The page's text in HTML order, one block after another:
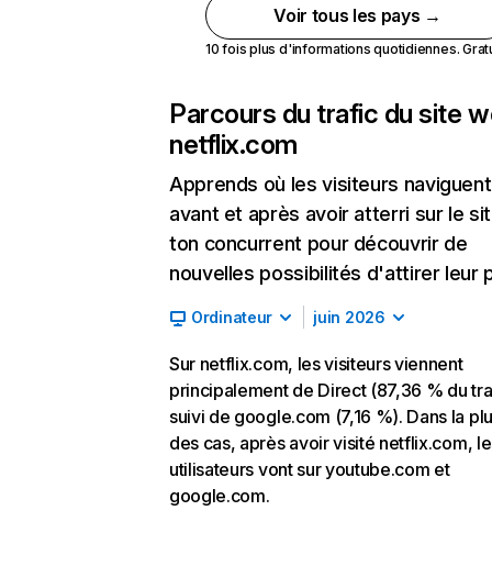
Voir tous les pays →
10 fois plus d'informations quotidiennes.
Parcours du trafic du site
netflix.com
Apprends où les visiteurs naviguent
avant et après avoir atterri sur le
ton concurrent pour découvrir de
nouvelles possibilités d'attirer leur
Ordinateur juin 2026
Sur netflix.com, les visiteurs viennent
principalement de Direct (87,36 % du
suivi de google.com (7,16 %). Dans la
des cas, après avoir visité netflix.com,
utilisateurs vont sur youtube.com et
google.com.